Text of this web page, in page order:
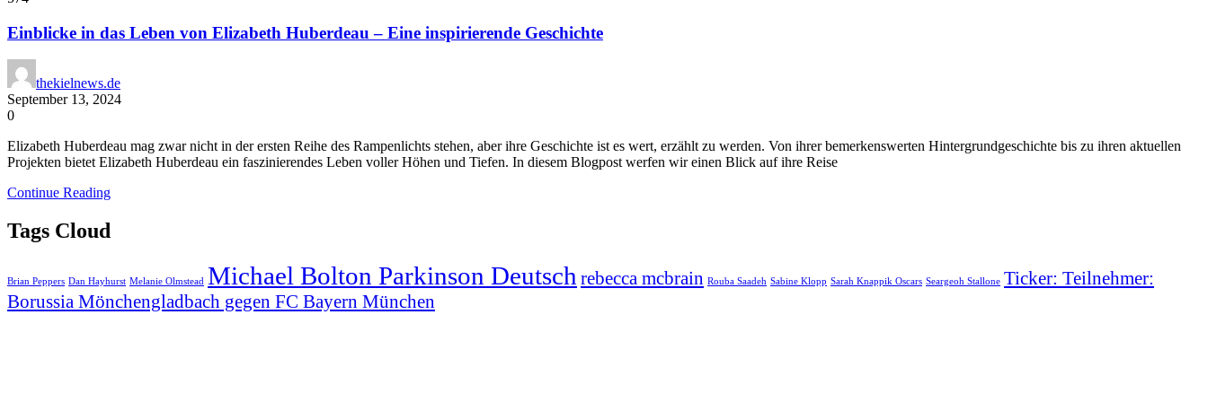
Einblicke in das Leben von Elizabeth Huberdeau – Eine inspirierende Geschichte
thekielnews.de
September 13, 2024
0
Elizabeth Huberdeau mag zwar nicht in der ersten Reihe des Rampenlichts stehen, aber ihre Geschichte ist es wert, erzählt zu werden. Von ihrer bemerkenswerten Hintergrundgeschichte bis zu ihren aktuellen
Projekten bietet Elizabeth Huberdeau ein faszinierendes Leben voller Höhen und Tiefen. In diesem Blogpost werfen wir einen Blick auf ihre Reise
Continue Reading
Tags Cloud
Brian Peppers Dan Hayhurst Melanie Olmstead Michael Bolton Parkinson Deutsch rebecca mcbrain Rouba Saadeh Sabine Klopp Sarah Knappik Oscars Seargeoh Stallone Ticker: Teilnehmer:
Borussia Mönchengladbach gegen FC Bayern München